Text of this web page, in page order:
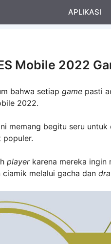
APLIKASI
Mobile 2022
bahwa setiap game pasti
2022.
memang begitu seru
populer.
playerkarena mereka ingin
melalui gacha dan